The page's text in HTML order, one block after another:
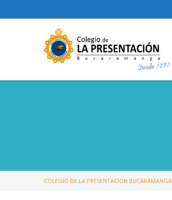
COLEGIO DE LA PRESENTACIÓN BUCARAMANGA